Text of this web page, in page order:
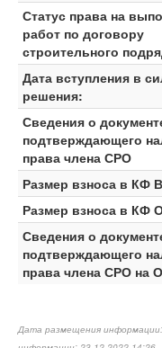
Статус права на
работ по договору
строительного
Дата вступления в
решения:
Сведения о
подтверждающего
права члена СРО
Размер взноса в КФ
Размер взноса в КФ
Сведения о
подтверждающего
права члена СРО на
Дата размещения